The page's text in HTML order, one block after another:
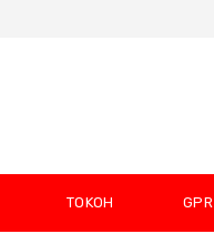
TOKOH